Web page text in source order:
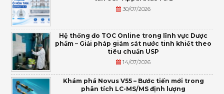
30/07/2026
Hệ thống đo TOC Online trong lĩnh vực Dược
phẩm – Giải pháp giám sát nước tinh khiết theo
tiêu chuẩn USP
14/07/2026
Khám phá Novus V55 – Bước tiến mới trong
phân tích LC-MS/MS định lượng